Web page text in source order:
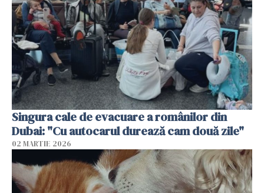
Singura cale de evacuare a românilor din
Dubai: "Cu autocarul durează cam două zile"
02 MARTIE 2026